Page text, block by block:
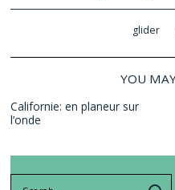
glider
YOU
Californie: en planeur sur
l’onde